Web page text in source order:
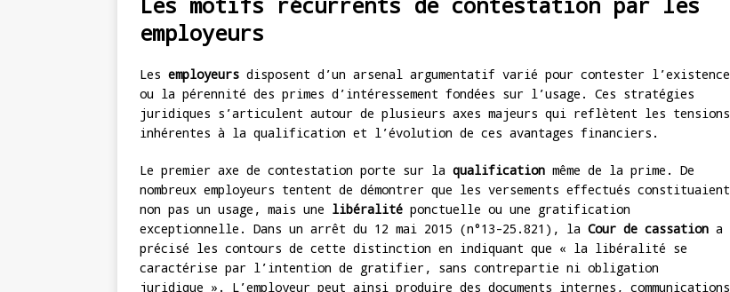
employeurs
Les employeurs disposent d’un arsenal argumentatif varié pour contester l’existence
ou la pérennité des primes d’intéressement fondées sur l’usage. Ces stratégies
juridiques s’articulent autour de plusieurs axes majeurs qui reflètent les tensions
inhérentes à la qualification et l’évolution de ces avantages financiers.
Le premier axe de contestation porte sur la qualification même de la prime. De
nombreux employeurs tentent de démontrer que les versements effectués constituaient
non pas un usage, mais une libéralité ponctuelle ou une gratification
exceptionnelle. Dans un arrêt du 12 mai 2015 (n°13-25.821), la Cour de cassation a
précisé les contours de cette distinction en indiquant que « la libéralité se
caractérise par l’intention de gratifier, sans contrepartie ni obligation
juridique ». L’employeur peut ainsi produire des documents internes, communications